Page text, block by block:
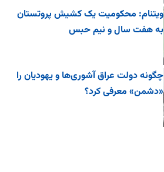
ویتنام: محکومیت یک کشیش پروتستان
به هفت سال و نیم حبس
چگونه دولت عراق آشوری‌ها و یهودیان را
«دشمن» معرفی کرد؟